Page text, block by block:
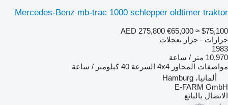
Mercedes-Benz mb-trac 1000 schlepper oldtimer traktor
AED 275,800 €65,000 ≈ $75,100
جرارات - جرار بعجلات
1983
10,970 متر / ساعة
مواصفات المحاور 4x4 السرعة 40 كيلومتر / ساعة
ألمانيا، Hamburg
E-FARM GmbH
الاتصال بالبائع